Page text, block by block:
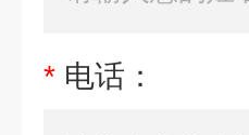
* 电话：